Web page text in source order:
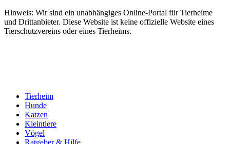
Hinweis: Wir sind ein unabhängiges Online-Portal für Tierheime
und Drittanbieter. Diese Website ist keine offizielle Website eines
Tierschutzvereins oder eines Tierheims.
Tierheim
Hunde
Katzen
Kleintiere
Vögel
Ratgeber & Hilfe